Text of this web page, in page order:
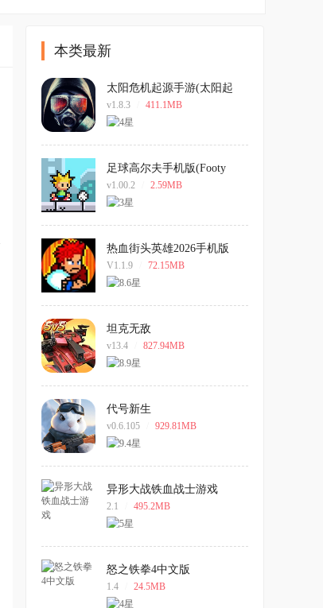
本类最新
太阳危机起源手游(太阳起
源)
v1.8.3 411.1MB
足球高尔夫手机版(Footy
Golf)
v1.00.2 2.59MB
热血街头英雄2026手机版
V1.1.9 72.15MB
坦克无敌
v13.4 827.94MB
代号新生
v0.6.105 929.81MB
异形大战铁血战士游戏
2.1 495.2MB
怒之铁拳4中文版
1.4 24.5MB